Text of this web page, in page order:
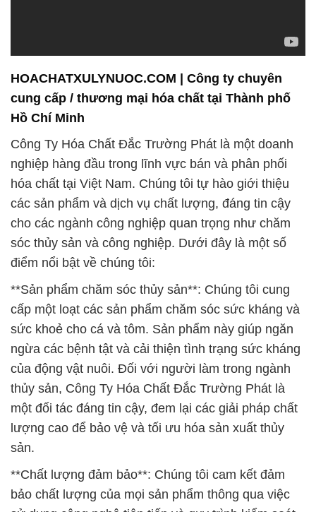
HOACHATXULYNUOC.COM | Công ty chuyên
cung cấp / thương mại hóa chất tại Thành phố
Hồ Chí Minh
Công Ty Hóa Chất Đắc Trường Phát là một doanh
nghiệp hàng đầu trong lĩnh vực bán và phân phối
hóa chất tại Việt Nam. Chúng tôi tự hào giới thiệu
các sản phẩm và dịch vụ chất lượng, đáng tin cậy
cho các ngành công nghiệp quan trọng như chăm
sóc thủy sản và công nghiệp. Dưới đây là một số
điểm nổi bật về chúng tôi:
**Sản phẩm chăm sóc thủy sản**: Chúng tôi cung
cấp một loạt các sản phẩm chăm sóc sức kháng và
sức khoẻ cho cá và tôm. Sản phẩm này giúp ngăn
ngừa các bệnh tật và cải thiện tình trạng sức kháng
của động vật nuôi. Đối với người làm trong ngành
thủy sản, Công Ty Hóa Chất Đắc Trường Phát là
một đối tác đáng tin cậy, đem lại các giải pháp chất
lượng cao để bảo vệ và tối ưu hóa sản xuất thủy
sản.
**Chất lượng đảm bảo**: Chúng tôi cam kết đảm
bảo chất lượng của mọi sản phẩm thông qua việc